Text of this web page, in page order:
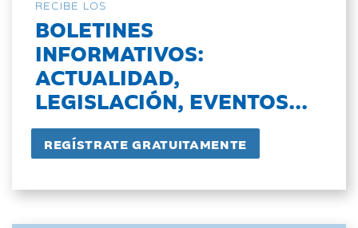
RECIBE LOS
BOLETINES
INFORMATIVOS:
ACTUALIDAD,
LEGISLACIÓN, EVENTOS...